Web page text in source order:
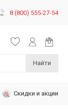
8 (800) 555-27-54
Найти
Скидки и акции